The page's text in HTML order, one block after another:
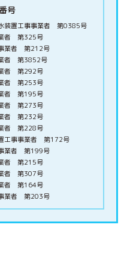
号
装置工事事業者 第0385号
者 第325号
業者 第212号
者 第3852号
者 第292号
者 第253号
者 第195号
者 第273号
者 第232号
者 第228号
工事事業者 第172号
業者 第199号
者 第215号
者 第307号
者 第164号
業者 第203号